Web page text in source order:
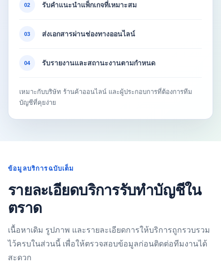
02 รับคำแนะนำแพ็กเกจที่เหมาะสม
03 ส่งเอกสารผ่านช่องทางออนไลน์
04 รับรายงานและสถานะงานตามกำหนด
เหมาะกับบริษัท ร้านค้าออนไลน์ และผู้ประกอบการที่ต้องการทีม
บัญชีที่คุยง่าย
ข้อมูลบริการฉบับเต็ม
รายละเอียดบริการรับทำบัญชีใน
ตราด
เนื้อหาเดิม รูปภาพ และรายละเอียดการให้บริการถูกรวบรวม
ไว้ครบในส่วนนี้ เพื่อให้ตรวจสอบข้อมูลก่อนติดต่อทีมงานได้
สะดวก